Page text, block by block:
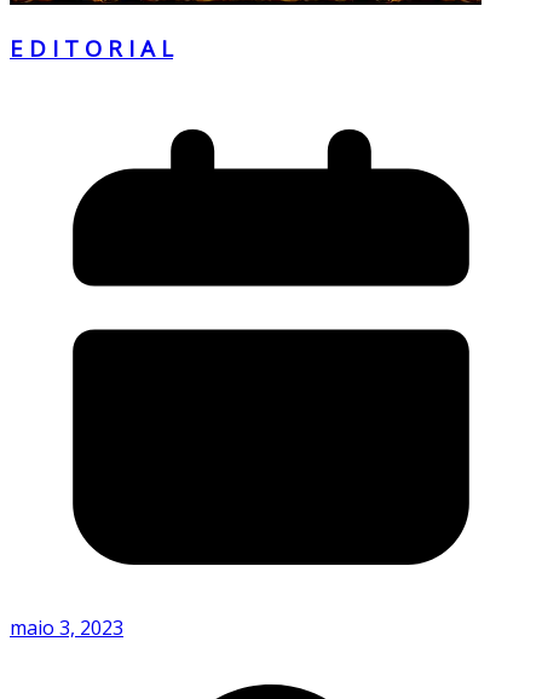
E D I T O R I A L
maio 3, 2023